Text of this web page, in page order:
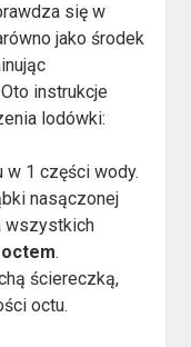
się w
jako środek
instrukcje
lodówki:
w 1 części wody.
nasączonej
wszystkich
octem.
ściereczką,
octu.